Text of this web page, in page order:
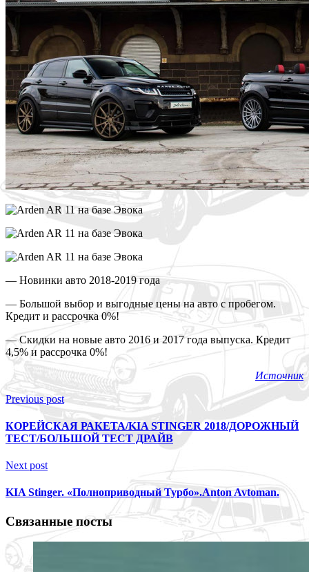
— Новинки авто 2018-2019 года
— Большой выбор и выгодные цены на авто с пробегом.
Кредит и рассрочка 0%!
— Скидки на новые авто 2016 и 2017 года выпуска. Кредит
4,5% и рассрочка 0%!
Источник
Previous post
КОРЕЙСКАЯ РАКЕТА/KIA STINGER 2018/ДОРОЖНЫЙ
ТЕСТ/БОЛЬШОЙ ТЕСТ ДРАЙВ
Next post
KIA Stinger. «Полноприводный Турбо».Anton Avtoman.
Связанные посты